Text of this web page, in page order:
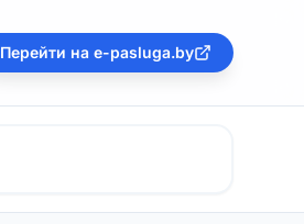
Перейти на e-pasluga.by